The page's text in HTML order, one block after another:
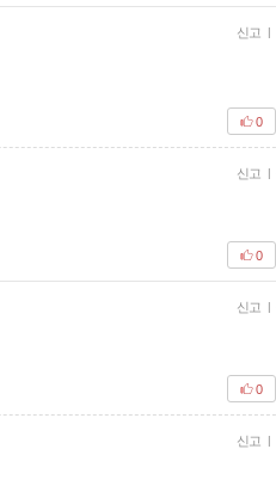
신고 |
0
신고 |
0
신고 |
0
신고 |